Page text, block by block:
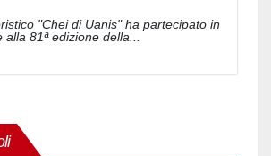
"Chei di Uanis" ha partecipato in
alla 81ª edizione della...